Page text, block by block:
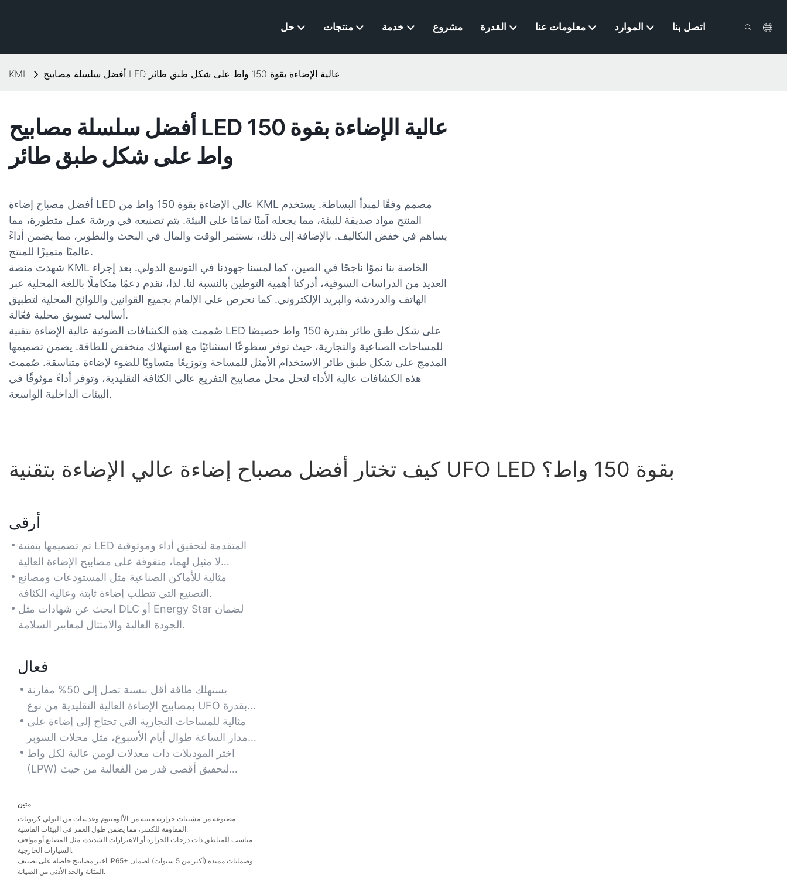
حل منتجات خدمة مشروع القدرة معلومات عنا الموارد اتصل بنا
KML أفضل سلسلة مصابيح LED عالية الإضاءة بقوة 150 واط على شكل طبق طائر
أفضل سلسلة مصابيح LED عالية الإضاءة بقوة 150
واط على شكل طبق طائر
أفضل مصباح إضاءة LED عالي الإضاءة بقوة 150 واط من KML مصمم وفقًا لمبدأ البساطة. يستخدم
المنتج مواد صديقة للبيئة، مما يجعله آمنًا تمامًا على البيئة. يتم تصنيعه في ورشة عمل متطورة، مما
يساهم في خفض التكاليف. بالإضافة إلى ذلك، نستثمر الوقت والمال في البحث والتطوير، مما يضمن أداءً
عالميًا متميزًا للمنتج.
شهدت منصة KML الخاصة بنا نموًا ناجحًا في الصين، كما لمسنا جهودنا في التوسع الدولي. بعد إجراء
العديد من الدراسات السوقية، أدركنا أهمية التوطين بالنسبة لنا. لذا، نقدم دعمًا متكاملًا باللغة المحلية عبر
الهاتف والدردشة والبريد الإلكتروني. كما نحرص على الإلمام بجميع القوانين واللوائح المحلية لتطبيق
أساليب تسويق محلية فعّالة.
صُممت هذه الكشافات الضوئية عالية الإضاءة بتقنية LED على شكل طبق طائر بقدرة 150 واط خصيصًا
للمساحات الصناعية والتجارية، حيث توفر سطوعًا استثنائيًا مع استهلاك منخفض للطاقة. يضمن تصميمها
المدمج على شكل طبق طائر الاستخدام الأمثل للمساحة وتوزيعًا متساويًا للضوء لإضاءة متناسقة. صُممت
هذه الكشافات عالية الأداء لتحل محل مصابيح التفريغ عالي الكثافة التقليدية، وتوفر أداءً موثوقًا في
البيئات الداخلية الواسعة.
كيف تختار أفضل مصباح إضاءة عالي الإضاءة بتقنية UFO LED بقوة 150 واط؟
أرقى
تم تصميمها بتقنية LED المتقدمة لتحقيق أداء وموثوقية
لا مثيل لهما، متفوقة على مصابيح الإضاءة العالية
مثالية للأماكن الصناعية مثل المستودعات ومصانع
التصنيع التي تتطلب إضاءة ثابتة وعالية الكثافة.
ابحث عن شهادات مثل DLC أو Energy Star لضمان
الجودة العالية والامتثال لمعايير السلامة.
فعال
يستهلك طاقة أقل بنسبة تصل إلى 50% مقارنة
بمصابيح الإضاءة العالية التقليدية من نوع UFO بقدرة
150 واط، مما يقلل بشكل كبير من تكاليف الكهرباء.مثالية للمساحات التجارية التي تحتاج إلى إضاءة على
مدار الساعة طوال أيام الأسبوع، مثل محلات السوبر
ماركت أو الصالات الرياضية، دون المساس بتوفير
الطاقة.
اختر الموديلات ذات معدلات لومن عالية لكل واط
(LPW) لتحقيق أقصى قدر من الفعالية من حيث
متين
مصنوعة من مشتتات حرارية متينة من الألومنيوم وعدسات من البولي كربونات
المقاومة للكسر، مما يضمن طول العمر في البيئات القاسية.
مناسب للمناطق ذات درجات الحرارة أو الاهتزازات الشديدة، مثل المصانع أو مواقف
السيارات الخارجية.
اختر مصابيح حاصلة على تصنيف IP65+ وضمانات ممتدة (أكثر من 5 سنوات) لضمان
المتانة والحد الأدنى من الصيانة.